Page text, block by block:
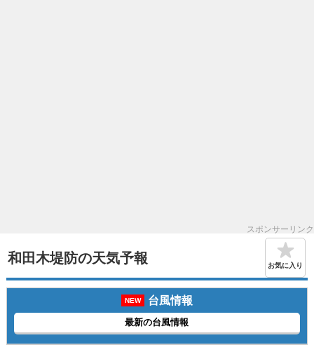
スポンサーリンク
和田木堤防の天気予報 お気に入り
NEW 台風情報
最新の台風情報